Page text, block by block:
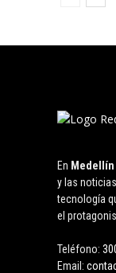
En Medellín
y las
tecnología
el
Teléfono:
Email: